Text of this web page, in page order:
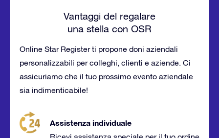
Vantaggi del regalare
una stella con OSR
Online Star Register ti propone doni aziendali
personalizzabili per colleghi, clienti e aziende. Ci
assicuriamo che il tuo prossimo evento aziendale
sia indimenticabile!
Assistenza individuale